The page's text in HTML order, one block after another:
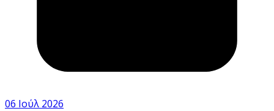
06 Ιούλ 2026